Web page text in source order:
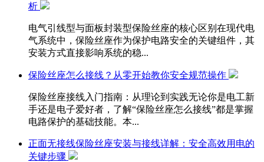
析
电气引线型与面板封装型保险丝座的核心区别在现代电
气系统中，保险丝座作为保护电路安全的关键组件，其
安装方式直接影响系统的稳...
保险丝座怎么接线？从零开始教你安全规范操作
保险丝座接线入门指南：从理论到实践无论你是电工新
手还是电子爱好者，了解“保险丝座怎么接线”都是掌握
电路保护的基础技能。本...
正面无接线保险丝座安装与接线详解：安全高效用电的
关键步骤